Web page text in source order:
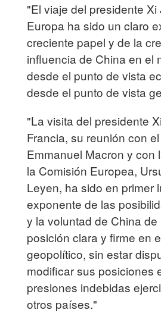
"El viaje del presidente Xi
Europa ha sido un claro
creciente papel y de la
influencia de China en el
desde el punto de vista
desde el punto de vista
"La visita del presidente
Francia, su reunión con
Emmanuel Macron y con
la Comisión Europea,
Leyen, ha sido en primer
exponente de las
y la voluntad de China
posición clara y firme en
geopolítico, sin estar
modificar sus posiciones
presiones indebidas
otros países."